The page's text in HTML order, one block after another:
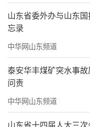
量。AI抹平了
差”，兑现了技术
3个人也能撬动全
面积约190平方公
为opc匹配“杠
据规划，科
命、未来四大关
山东省委外办与山东
忘录
中华网山东频道
泰安华丰煤矿突水事
问责
中华网山东频道
山东省十四届人大三